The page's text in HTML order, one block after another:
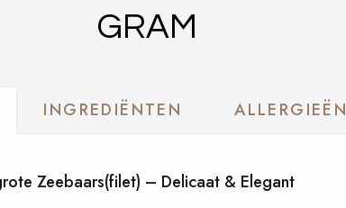
GRAM
INGREDIËNTEN ALLERGIEËN
Zeebaars(filet) – Delicaat & Elegant